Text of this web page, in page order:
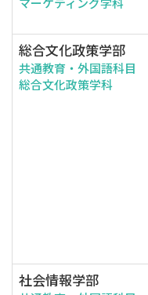
総合文化政策学部
共通教育・外国語科目
総合文化政策学科
社会情報学部